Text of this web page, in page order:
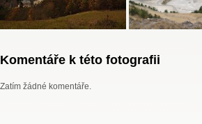
Komentáře k této fotografii
Zatím žádné komentáře.